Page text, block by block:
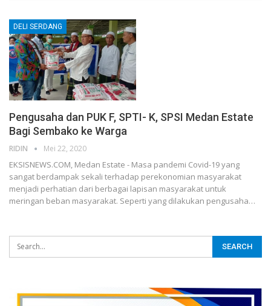
DELI SERDANG
Pengusaha dan PUK F, SPTI- K, SPSI Medan Estate
Bagi Sembako ke Warga
RIDIN Mei 22, 2020
EKSISNEWS.COM, Medan Estate - Masa pandemi Covid-19 yang
sangat berdampak sekali terhadap perekonomian masyarakat
menjadi perhatian dari berbagai lapisan masyarakat untuk
meringan beban masyarakat. Seperti yang dilakukan pengusaha…